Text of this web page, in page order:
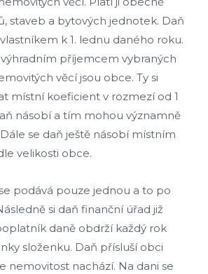
staveb a bytových jednotek. Daň
k 1. lednu daného roku.
výhradním příjemcem vybraných
věcí jsou obce. Ty si
místní koeficient v rozmezí od 1
násobí a tím mohou významně
se daň ještě násobí místním
velikosti obce.
podává pouze jednou a to po
si daň finanční úřad již
daně obdrží každý rok
složenku. Daň přísluší obci
nemovitost nachází. Na dani se